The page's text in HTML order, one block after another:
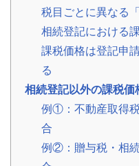
あ
り
買
取
実
全
国
税目ごとに異なる
相続登記における
課税価格は登記申
る
相続登記以外の課税価
例①：不動産取得
合
例②：贈与税・相